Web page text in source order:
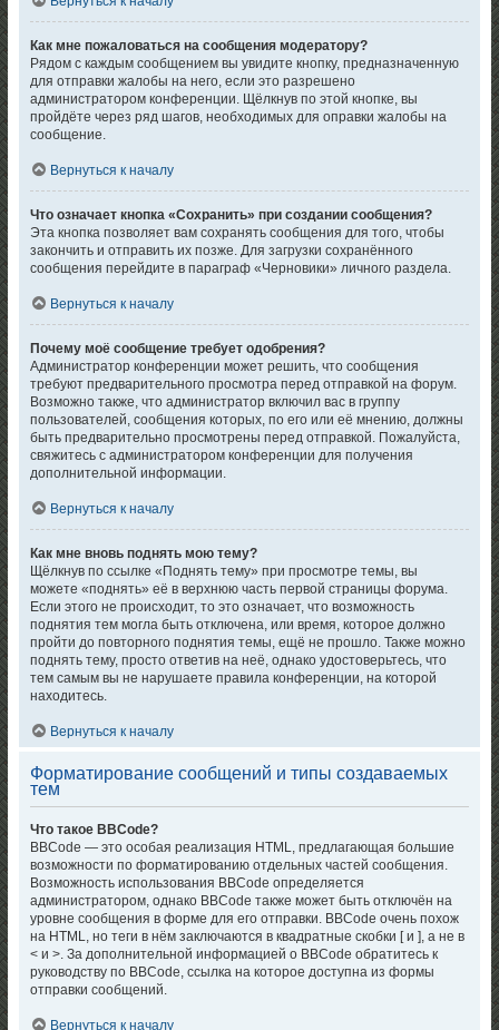
Как мне пожаловаться на сообщения модератору?
Рядом с каждым сообщением вы увидите кнопку, предназначенную
для отправки жалобы на него, если это разрешено
администратором конференции. Щёлкнув по этой кнопке, вы
пройдёте через ряд шагов, необходимых для оправки жалобы на
сообщение.
Вернуться к началу
Что означает кнопка «Сохранить» при создании сообщения?
Эта кнопка позволяет вам сохранять сообщения для того, чтобы
закончить и отправить их позже. Для загрузки сохранённого
сообщения перейдите в параграф «Черновики» личного раздела.
Вернуться к началу
Почему моё сообщение требует одобрения?
Администратор конференции может решить, что сообщения
требуют предварительного просмотра перед отправкой на форум.
Возможно также, что администратор включил вас в группу
пользователей, сообщения которых, по его или её мнению, должны
быть предварительно просмотрены перед отправкой. Пожалуйста,
свяжитесь с администратором конференции для получения
дополнительной информации.
Вернуться к началу
Как мне вновь поднять мою тему?
Щёлкнув по ссылке «Поднять тему» при просмотре темы, вы
можете «поднять» её в верхнюю часть первой страницы форума.
Если этого не происходит, то это означает, что возможность
поднятия тем могла быть отключена, или время, которое должно
пройти до повторного поднятия темы, ещё не прошло. Также можно
поднять тему, просто ответив на неё, однако удостоверьтесь, что
тем самым вы не нарушаете правила конференции, на которой
находитесь.
Вернуться к началу
Форматирование сообщений и типы создаваемых
тем
Что такое BBCode?
BBCode — это особая реализация HTML, предлагающая большие
возможности по форматированию отдельных частей сообщения.
Возможность использования BBCode определяется
администратором, однако BBCode также может быть отключён на
уровне сообщения в форме для его отправки. BBCode очень похож
на HTML, но теги в нём заключаются в квадратные скобки [ и ], а не в
< и >. За дополнительной информацией о BBCode обратитесь к
руководству по BBCode, ссылка на которое доступна из формы
отправки сообщений.
Вернуться к началу